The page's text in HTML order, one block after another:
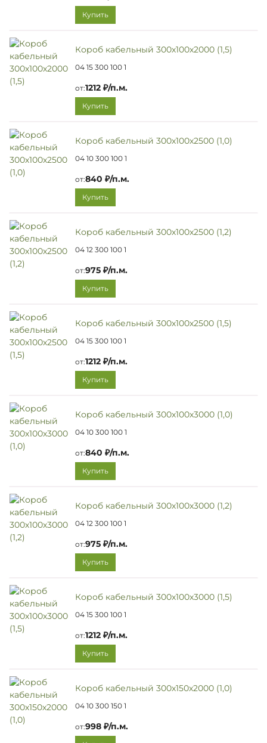
Купить
Короб кабельный 300х100х2000 (1,5)
04 15 300 100 1
от:1212 ₽/п.м.
Купить
Короб кабельный 300х100х2500 (1,0)
04 10 300 100 1
от:840 ₽/п.м.
Купить
Короб кабельный 300х100х2500 (1,2)
04 12 300 100 1
от:975 ₽/п.м.
Купить
Короб кабельный 300х100х2500 (1,5)
04 15 300 100 1
от:1212 ₽/п.м.
Купить
Короб кабельный 300х100х3000 (1,0)
04 10 300 100 1
от:840 ₽/п.м.
Купить
Короб кабельный 300х100х3000 (1,2)
04 12 300 100 1
от:975 ₽/п.м.
Купить
Короб кабельный 300х100х3000 (1,5)
04 15 300 100 1
от:1212 ₽/п.м.
Купить
Короб кабельный 300х150х2000 (1,0)
04 10 300 150 1
от:998 ₽/п.м.